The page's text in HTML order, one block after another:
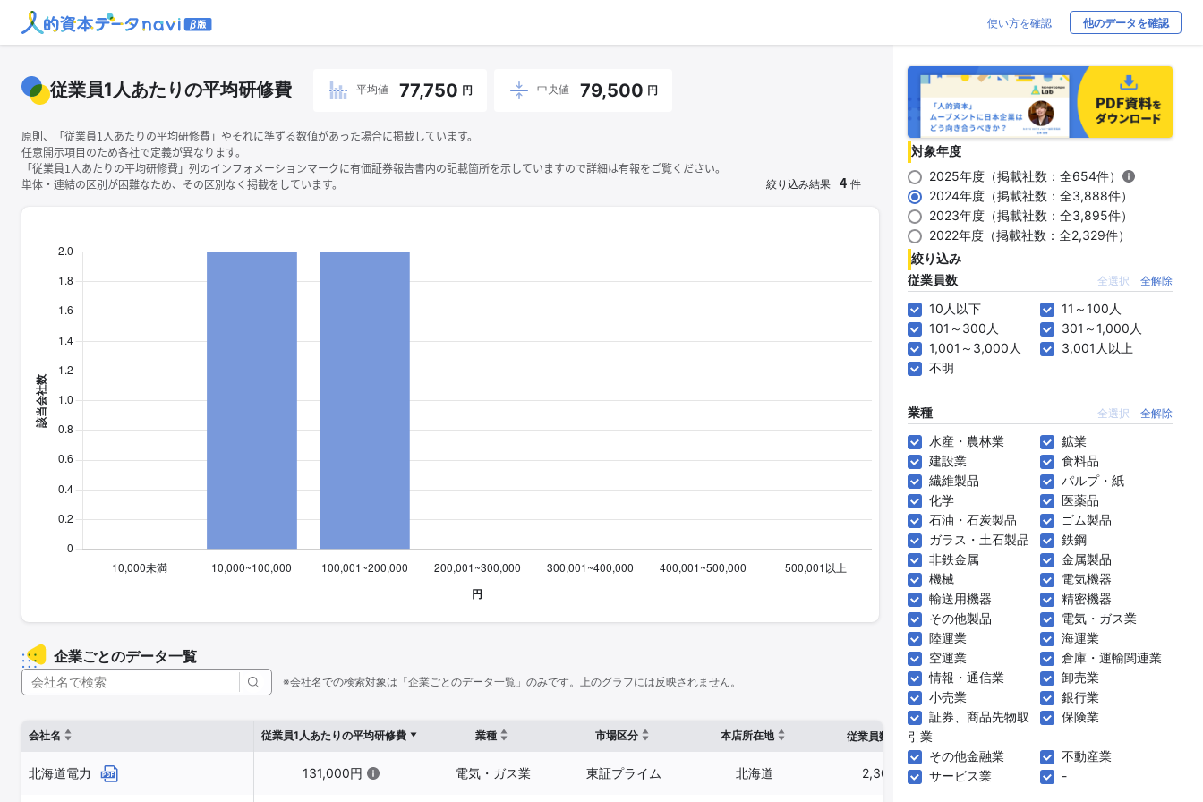
使い方を確認 他のデータを確認
従業員1人あたりの平均研修費 平均値 77,750 円 中央値 79,500 円
原則、「従業員1人あたりの平均研修費」やそれに準ずる数値があった場合に掲載しています。
任意開示項目のため各社で定義が異なります。
「従業員1人あたりの平均研修費」列のインフォメーションマークに有価証券報告書内の記載箇所を示していますので詳細は有報をご覧ください。
単体・連結の区別が困難なため、その区別なく掲載をしています。
絞り込み結果 4 件
企業ごとのデータ一覧
※会社名での検索対象は「企業ごとのデータ一覧」のみです。上のグラフには反映されません。
会社名 従業員1人あたりの平均研修費 業種 市場区分 本店所在地 従業員数 ※1
北海道電力 131,000円 電気・ガス業 東証プライム 北海道 2,302人
対象年度
2025年度（掲載社数：全654件）
2024年度（掲載社数：全3,888件）
2023年度（掲載社数：全3,895件）
2022年度（掲載社数：全2,329件）
絞り込み
従業員数
全選択 全解除
10人以下
11～100人
101～300人
301～1,000人
1,001～3,000人
3,001人以上
不明
業種 全選択 全解除
水産・農林業
鉱業
建設業
食料品
繊維製品
パルプ・紙
化学
医薬品
石油・石炭製品
ゴム製品
ガラス・土石製品
鉄鋼
非鉄金属
金属製品
機械
電気機器
輸送用機器
精密機器
その他製品
電気・ガス業
陸運業
海運業
空運業
倉庫・運輸関連業
情報・通信業
卸売業
小売業
銀行業
証券、商品先物取
引業
保険業
その他金融業
不動産業
サービス業
-